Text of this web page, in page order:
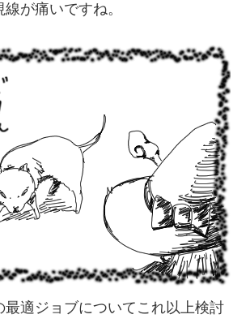
が痛いですね。
最適ジョブについてこれ以上検討